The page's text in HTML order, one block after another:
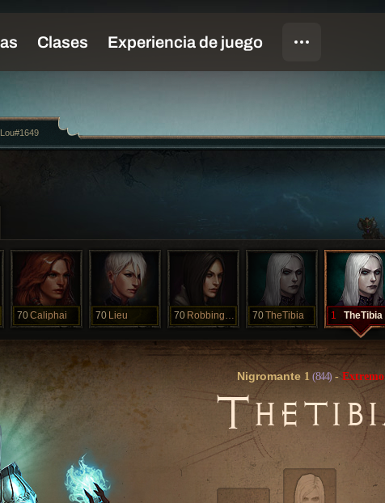
70Caliphai 70 Lieu 70 RobbingHood 70TheTibia 1 TheTibia
Nigromante 1 (844) - Extremo
T
Lou#1649